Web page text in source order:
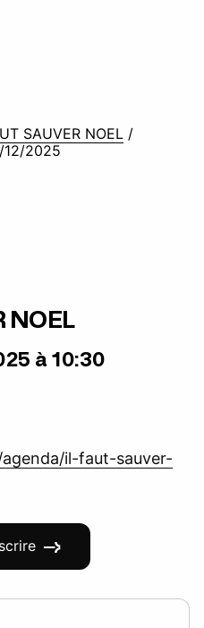
SAUVER NOEL /
12/2025
NOEL
à 10:30
il-faut-sauver-